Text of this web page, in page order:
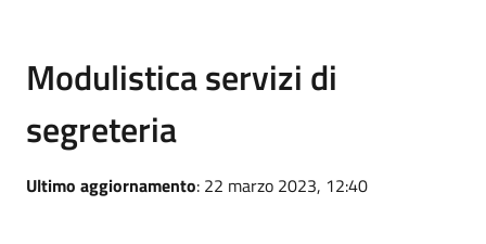
Modulistica servizi di
segreteria
Ultimo aggiornamento: 22 marzo 2023, 12:40